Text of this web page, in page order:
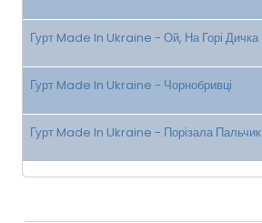
Гурт Made In Ukraine - Ой, На Горі Дичка
Гурт Made In Ukraine - Чорнобривці
Гурт Made In Ukraine - Порізала Пальчик